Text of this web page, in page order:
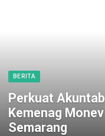
BERITA
Perkuat
Kemenag
Semarang